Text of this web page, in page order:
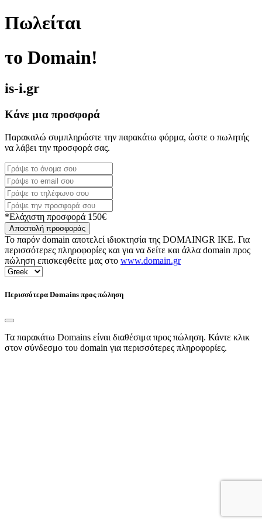
Πωλείται
το Domain!
is-i.gr
Κάνε μια προσφορά
Παρακαλώ συμπληρώστε την παρακάτω φόρμα, ώστε ο πωλητής
να λάβει την προσφορά σας.
*Ελάχιστη προσφορά 150€
Αποστολή προσφοράς
Το παρόν domain αποτελεί ιδιοκτησία της DOMAINGR ΙΚΕ. Για
περισσότερες πληροφορίες και για να δείτε και άλλα domain προς
πώληση επισκεφθείτε μας στο www.domain.gr
Περισσότερα Domains προς πώληση
Τα παρακάτω Domains είναι διαθέσιμα προς πώληση. Κάντε κλικ
στον σύνδεσμο του domain για περισσότερες πληροφορίες.